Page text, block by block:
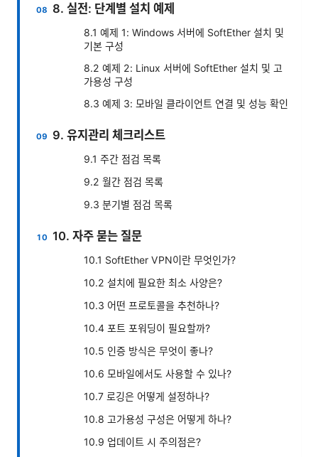
8. 실전: 단계별 설치 예제
8.1 예제 1: Windows 서버에 SoftEther 설치 및
기본 구성
8.2 예제 2: Linux 서버에 SoftEther 설치 및 고
가용성 구성
8.3 예제 3: 모바일 클라이언트 연결 및 성능 확인
9. 유지관리 체크리스트
9.1 주간 점검 목록
9.2 월간 점검 목록
9.3 분기별 점검 목록
10. 자주 묻는 질문
10.1 SoftEther VPN이란 무엇인가?
10.2 설치에 필요한 최소 사양은?
10.3 어떤 프로토콜을 추천하나?
10.4 포트 포워딩이 필요할까?
10.5 인증 방식은 무엇이 좋나?
10.6 모바일에서도 사용할 수 있나?
10.7 로깅은 어떻게 설정하나?
10.8 고가용성 구성은 어떻게 하나?
10.9 업데이트 시 주의점은?